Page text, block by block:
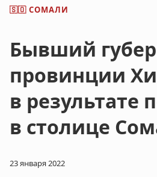
🇸🇴 СОМАЛИ
Бывший
провинции
в результате
в столице
23 января 2022